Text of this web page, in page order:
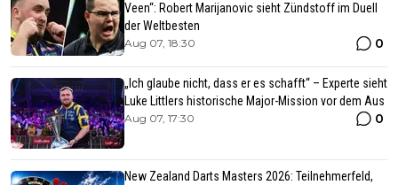
Veen“: Robert Marijanovic sieht Zündstoff im Duell
der Weltbesten
Aug 07, 18:30 0
„Ich glaube nicht, dass er es schafft“ – Experte sieht
Luke Littlers historische Major-Mission vor dem Aus
Aug 07, 17:30 0
New Zealand Darts Masters 2026: Teilnehmerfeld,